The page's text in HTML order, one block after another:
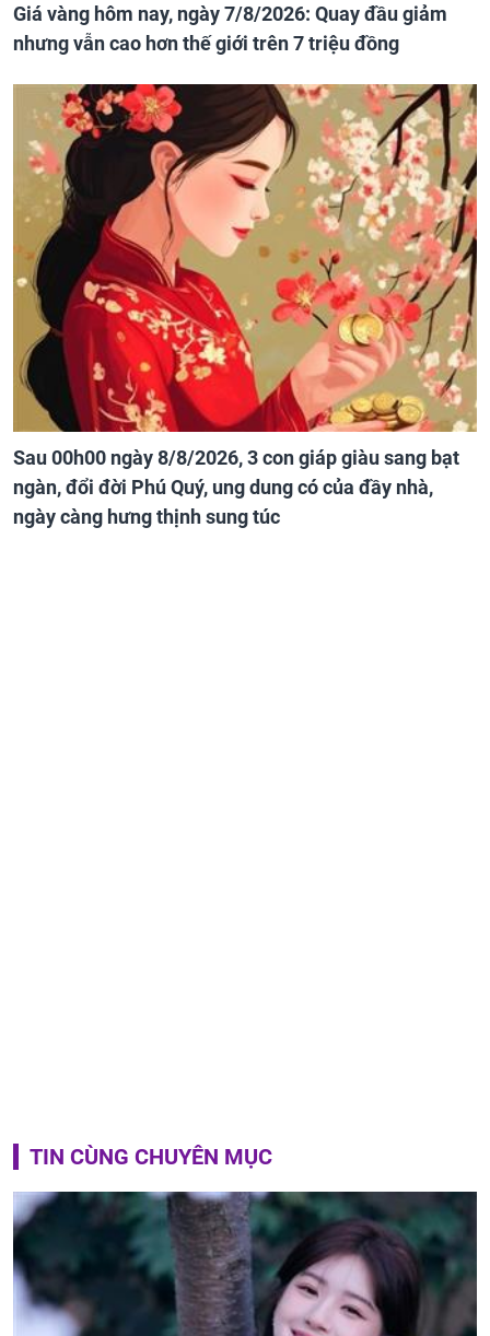
Giá vàng hôm nay, ngày 7/8/2026: Quay đầu giảm
nhưng vẫn cao hơn thế giới trên 7 triệu đồng
Sau 00h00 ngày 8/8/2026, 3 con giáp giàu sang bạt
ngàn, đổi đời Phú Quý, ung dung có của đầy nhà,
ngày càng hưng thịnh sung túc
TIN CÙNG CHUYÊN MỤC